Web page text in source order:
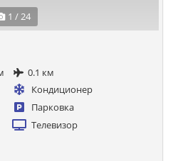
1 / 24
0.1 км
Кондиционер
Парковка
Телевизор